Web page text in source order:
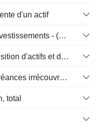
d'un actif
(Gain) perte sur la vente d'investissements - (CF)
Dépréciation du coût d'acquisition d'actifs et dépenses de restructuration
Provision et annulation de créances irrécouvrables
total